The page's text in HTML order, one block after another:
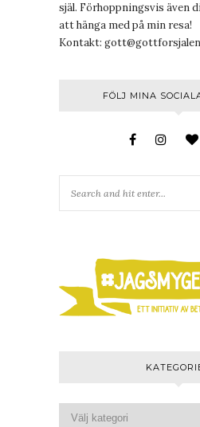
själ. Förhoppningsvis även
att hänga med på min resa!
Kontakt:
FÖLJ MINA